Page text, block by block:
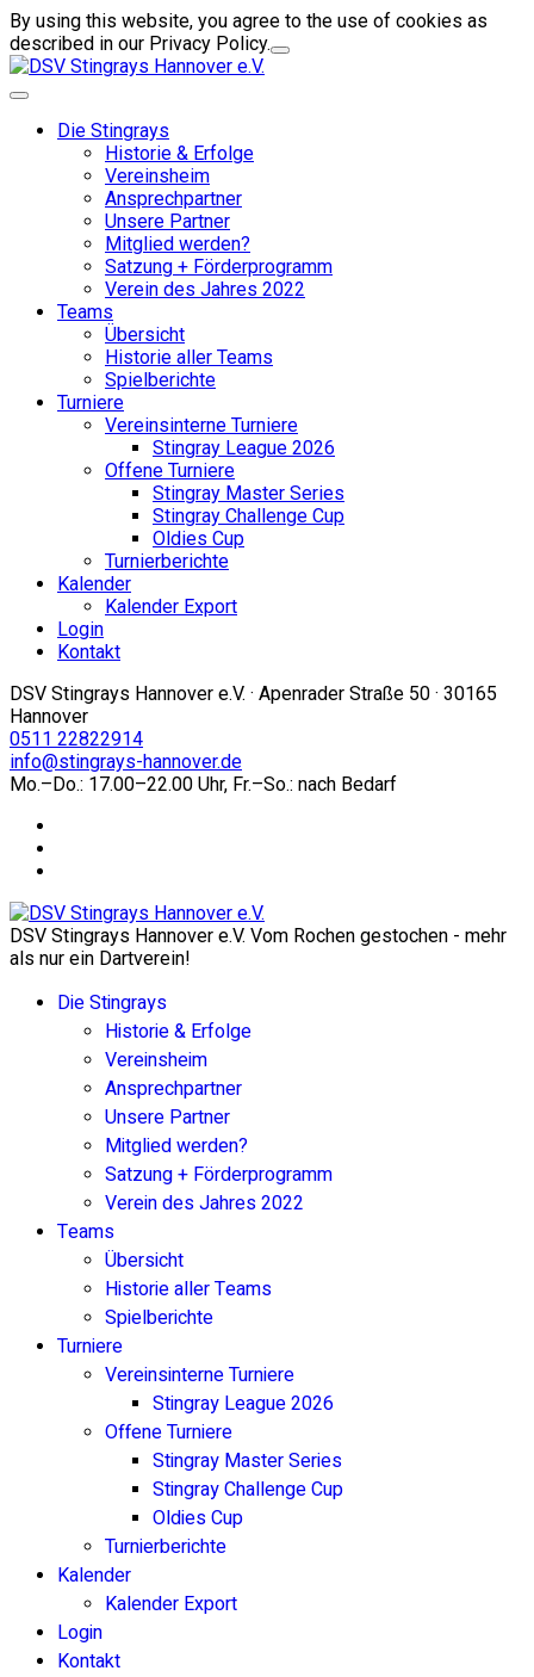
By using this website, you agree to the use of cookies as
described in our Privacy Policy.
Die Stingrays
Historie & Erfolge
Vereinsheim
Ansprechpartner
Unsere Partner
Mitglied werden?
Satzung + Förderprogramm
Verein des Jahres 2022
Teams
Übersicht
Historie aller Teams
Spielberichte
Turniere
Vereinsinterne Turniere
Stingray League 2026
Offene Turniere
Stingray Master Series
Stingray Challenge Cup
Oldies Cup
Turnierberichte
Kalender
Kalender Export
Login
Kontakt
DSV Stingrays Hannover e.V. · Apenrader Straße 50 · 30165
Hannover
0511 22822914
info@stingrays-hannover.de
Mo.–Do.: 17.00–22.00 Uhr, Fr.–So.: nach Bedarf
DSV Stingrays Hannover e.V. Vom Rochen gestochen - mehr
als nur ein Dartverein!
Die Stingrays
Historie & Erfolge
Vereinsheim
Ansprechpartner
Unsere Partner
Mitglied werden?
Satzung + Förderprogramm
Verein des Jahres 2022
Teams
Übersicht
Historie aller Teams
Spielberichte
Turniere
Vereinsinterne Turniere
Stingray League 2026
Offene Turniere
Stingray Master Series
Stingray Challenge Cup
Oldies Cup
Turnierberichte
Kalender
Kalender Export
Login
Kontakt